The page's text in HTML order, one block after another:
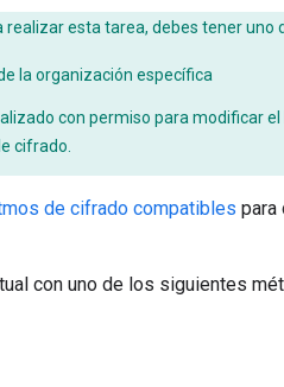
realizar esta tarea, debes tener uno
la organización específica
con permiso para modificar
cifrado.
de cifrado compatibles para
con uno de los siguientes